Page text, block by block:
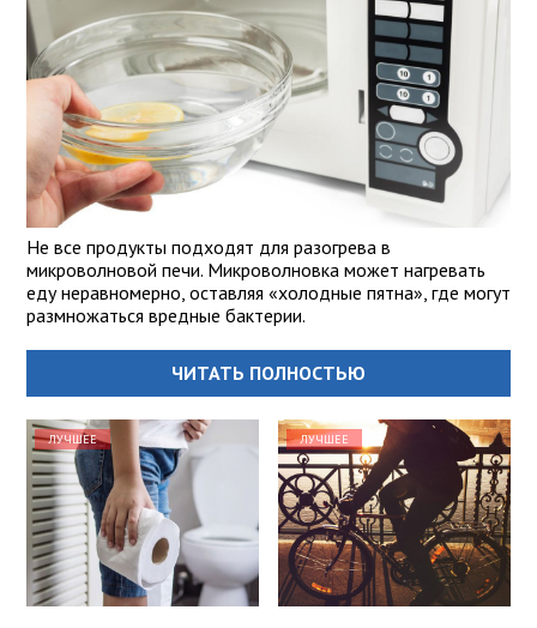
Не все продукты подходят для разогрева в
микроволновой печи. Микроволновка может нагревать
еду неравномерно, оставляя «холодные пятна», где могут
размножаться вредные бактерии.
ЧИТАТЬ ПОЛНОСТЬЮ
ЛУЧШЕЕ ЛУЧШЕЕ